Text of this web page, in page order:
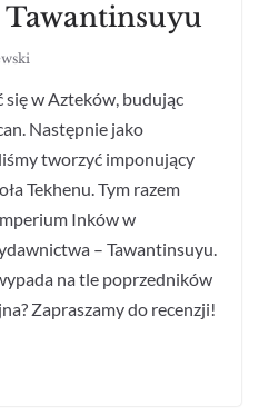
Tawantinsuyu
w Azteków, budując
Następnie jako
tworzyć imponujący
Tekhenu. Tym razem
Inków w
– Tawantinsuyu.
na tle poprzedników
Zapraszamy do recenzji!